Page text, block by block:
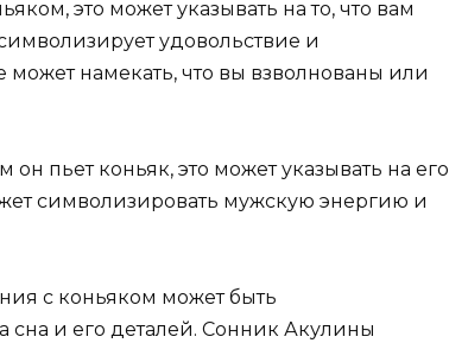
это может указывать на то, что вам
удовольствие и
намекать, что вы взволнованы или
пьет коньяк, это может указывать на его
символизировать мужскую энергию и
с коньяком может быть
сна и его деталей. Сонник Акулины